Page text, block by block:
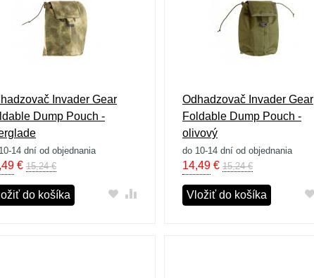
Invader Gear
Dump Pouch -
14 dní od objednania
€ 15,24 €
do košíka
Odhadzovač Invader Gear
Foldable Dump Pouch -
olivový
do 10-14 dní od objednania
14,49€ 15,24 €
Vložiť do košíka